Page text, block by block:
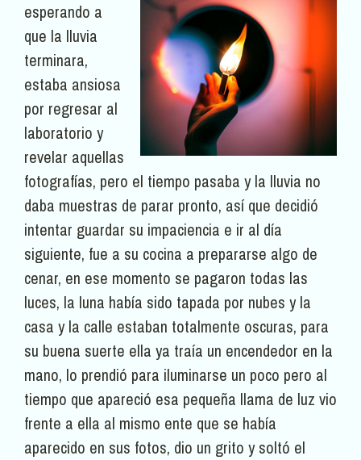
esperando a
que la lluvia
terminara,
estaba ansiosa
por regresar al
laboratorio y
revelar aquellas
fotografías, pero el tiempo pasaba y la lluvia no
daba muestras de parar pronto, así que decidió
intentar guardar su impaciencia e ir al día
siguiente, fue a su cocina a prepararse algo de
cenar, en ese momento se pagaron todas las
luces, la luna había sido tapada por nubes y la
casa y la calle estaban totalmente oscuras, para
su buena suerte ella ya traía un encendedor en la
mano, lo prendió para iluminarse un poco pero al
tiempo que apareció esa pequeña llama de luz vio
frente a ella al mismo ente que se había
aparecido en sus fotos, dio un grito y soltó el